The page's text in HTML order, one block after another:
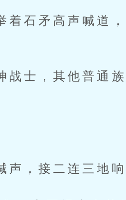
石矛高声喊道，
士，其他普通族
，接二连三地响